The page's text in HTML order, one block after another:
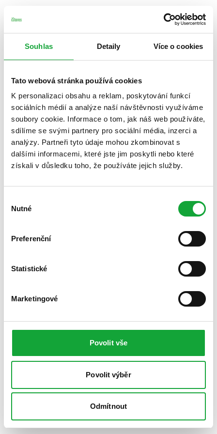
Souhlas Detaily Více o cookies
Tato webová stránka používá cookies
K personalizaci obsahu a reklam, poskytování funkcí
sociálních médií a analýze naší návštěvnosti využíváme
soubory cookie. Informace o tom, jak náš web používáte,
sdílíme se svými partnery pro sociální média, inzerci a
analýzy. Partneři tyto údaje mohou zkombinovat s
dalšími informacemi, které jste jim poskytli nebo které
získali v důsledku toho, že používáte jejich služby.
souhlasu
Nutné
Preferenční
Statistické
Marketingové
Povolit vše
Povolit výběr
Odmítnout